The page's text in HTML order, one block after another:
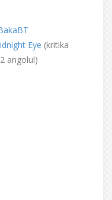
Eye (kritika
angolul)